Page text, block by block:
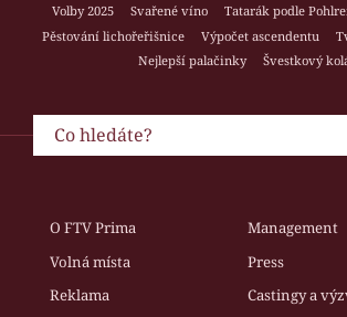
Volby 2025
Svařené víno Tatarák podle
Pěstování lichořeřišnice
Výpočet ascendentu
Nejlepší palačinky
Švestkový
O FTV Prima
Management
Volná místa
Press
Reklama
Castingy a